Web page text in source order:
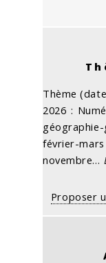
Thème
2026 :
février-
novembre…
Proposer